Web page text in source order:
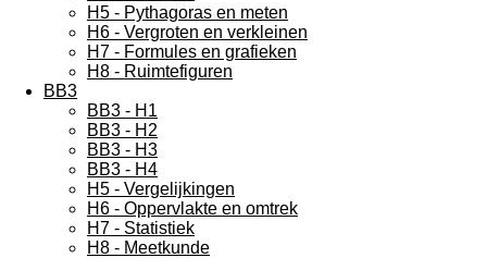
H5 - Pythagoras en meten
H6 - Vergroten en verkleinen
H7 - Formules en grafieken
H8 - Ruimtefiguren
BB3
BB3 - H1
BB3 - H2
BB3 - H3
BB3 - H4
H5 - Vergelijkingen
H6 - Oppervlakte en omtrek
H7 - Statistiek
H8 - Meetkunde